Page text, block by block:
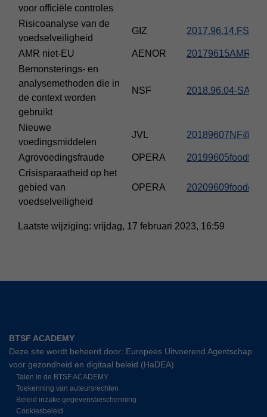
voor officiële controles
Risicoanalyse van de
voedselveiligheid
GIZ
AMR niet-EU AENOR
Bemonsterings- en
analysemethoden die in
de context worden
gebruikt
NSF 2018.96.04-
Nieuwe
voedingsmiddelen
JVL 20189607NF@jvl-
Agrovoedingsfraude OPERA
Crisisparaatheid op het
gebied van
voedselveiligheid
OPERA
Laatste wijziging: vrijdag, 17 februari 2023, 16:59
BTSF ACADEMY
Deze site wordt beheerd door: Europees Uitvoerend Agentschap
voor gezondheid en digitaal beleid (HaDEA)
Talen in de BTSF ACADEMY
Toekenning van auteursrechten
Beleid inzake gegevensbescherming
Cookiesbeleid